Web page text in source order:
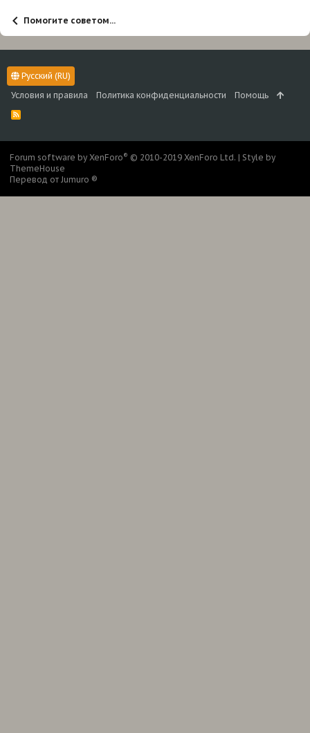
Помогите советом...
Русский (RU)
Условия и правила
Политика конфиденциальности Помощь
R
S
Forum software by XenForo® © 2010-2019 XenForo Ltd. | Style by
ThemeHouse
Перевод от Jumuro ®